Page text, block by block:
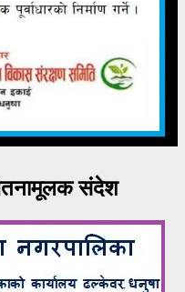
संदेश